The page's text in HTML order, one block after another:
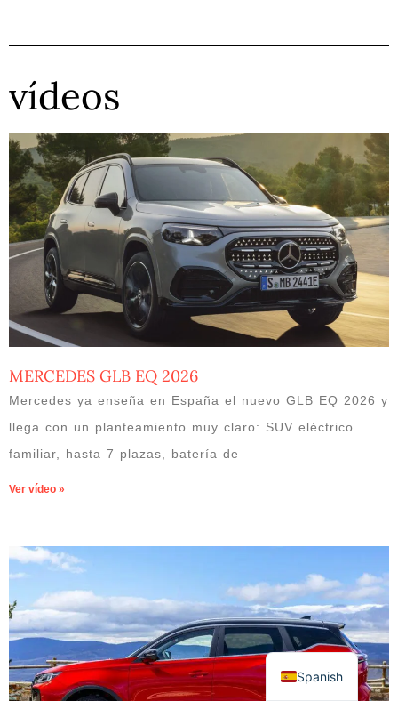
vídeos
MERCEDES GLB EQ 2026
Mercedes ya enseña en España el nuevo GLB EQ 2026 y
llega con un planteamiento muy claro: SUV eléctrico
familiar, hasta 7 plazas, batería de
Ver vídeo »
Spanish